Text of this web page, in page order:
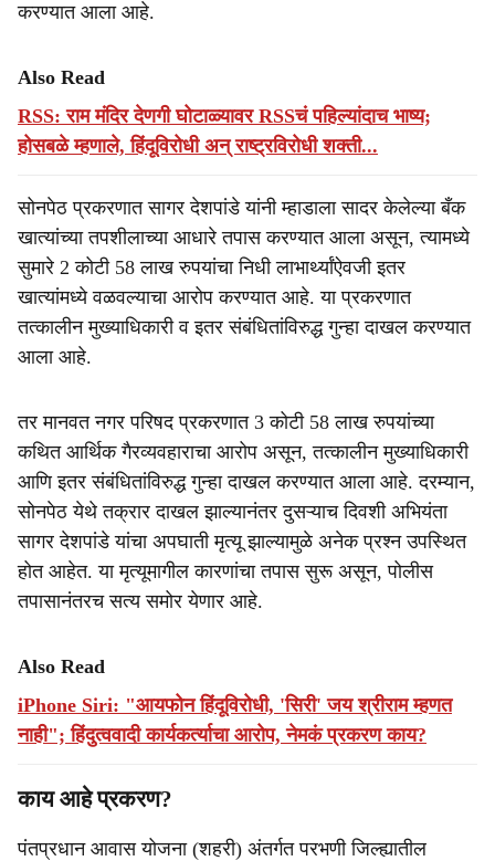
करण्यात आला आहे.
Also Read
RSS: राम मंदिर देणगी घोटाळ्यावर RSSचं पहिल्यांदाच भाष्य;
होसबळे म्हणाले, हिंदूविरोधी अन् राष्ट्रविरोधी शक्ती...
सोनपेठ प्रकरणात सागर देशपांडे यांनी म्हाडाला सादर केलेल्या बँक
खात्यांच्या तपशीलाच्या आधारे तपास करण्यात आला असून, त्यामध्ये
सुमारे 2 कोटी 58 लाख रुपयांचा निधी लाभार्थ्यांऐवजी इतर
खात्यांमध्ये वळवल्याचा आरोप करण्यात आहे. या प्रकरणात
तत्कालीन मुख्याधिकारी व इतर संबंधितांविरुद्ध गुन्हा दाखल करण्यात
आला आहे.
तर मानवत नगर परिषद प्रकरणात 3 कोटी 58 लाख रुपयांच्या
कथित आर्थिक गैरव्यवहाराचा आरोप असून, तत्कालीन मुख्याधिकारी
आणि इतर संबंधितांविरुद्ध गुन्हा दाखल करण्यात आला आहे. दरम्यान,
सोनपेठ येथे तक्रार दाखल झाल्यानंतर दुसऱ्याच दिवशी अभियंता
सागर देशपांडे यांचा अपघाती मृत्यू झाल्यामुळे अनेक प्रश्न उपस्थित
होत आहेत. या मृत्यूमागील कारणांचा तपास सुरू असून, पोलीस
तपासानंतरच सत्य समोर येणार आहे.
Also Read
iPhone Siri: "आयफोन हिंदूविरोधी, 'सिरी' जय श्रीराम म्हणत
नाही"; हिंदुत्ववादी कार्यकर्त्याचा आरोप, नेमकं प्रकरण काय?
काय आहे प्रकरण?
पंतप्रधान आवास योजना (शहरी) अंतर्गत परभणी जिल्ह्यातील